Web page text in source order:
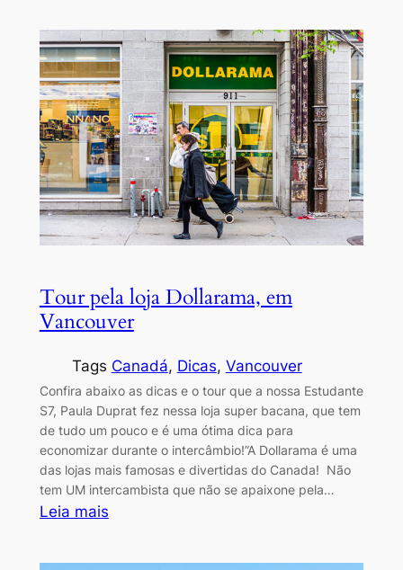
Para
curtir
a
natureza
em
Vancouver
Tour pela loja Dollarama, em
Vancouver
Tags Canadá, Dicas, Vancouver
Confira abaixo as dicas e o tour que a nossa Estudante
S7, Paula Duprat fez nessa loja super bacana, que tem
de tudo um pouco e é uma ótima dica para
economizar durante o intercâmbio!”A Dollarama é uma
das lojas mais famosas e divertidas do Canada! Não
tem UM intercambista que não se apaixone pela…
Leia mais: